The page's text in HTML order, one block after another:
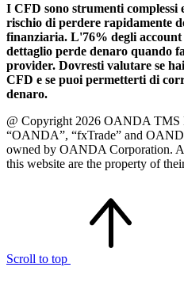
I CFD sono strumenti complessi
rischio di perdere rapidamente
finanziaria. L'76% degli
dettaglio perde denaro quando
provider. Dovresti valutare se
CFD e se puoi permetterti di
denaro.
@ Copyright 2026 OANDA TMS
“OANDA”, “fxTrade” and
owned by OANDA Corporation.
this website are the property of
Scroll to top